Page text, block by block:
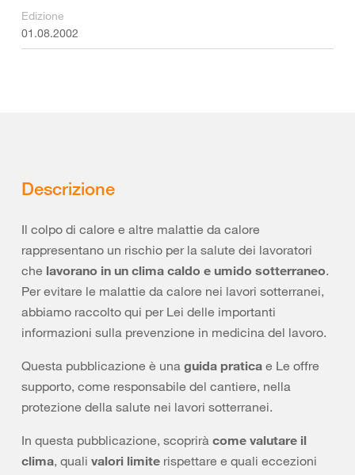
Edizione
01.08.2002
Descrizione
Il colpo di calore e altre malattie da calore
rappresentano un rischio per la salute dei lavoratori
che lavorano in un clima caldo e umido sotterraneo.
Per evitare le malattie da calore nei lavori sotterranei,
abbiamo raccolto qui per Lei delle importanti
informazioni sulla prevenzione in medicina del lavoro.
Questa pubblicazione è una guida pratica e Le offre
supporto, come responsabile del cantiere, nella
protezione della salute nei lavori sotterranei.
In questa pubblicazione, scoprirà come valutare il
clima, quali valori limite rispettare e quali eccezioni